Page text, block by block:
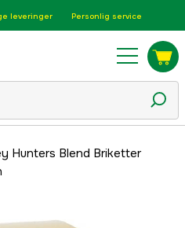
leveringer Personlig service
Hunters Blend Briketter